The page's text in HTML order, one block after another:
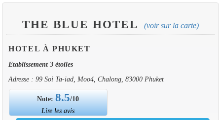
THE BLUE HOTEL (voir sur la carte)
HOTEL À PHUKET
Etablissement 3 étoiles
Adresse : 99 Soi Ta-iad, Moo4, Chalong, 83000 Phuket
Note:8.5/10
Lire les avis